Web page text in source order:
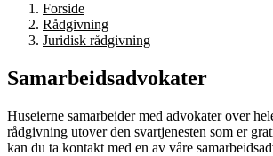
Forside
Rådgivning
Juridisk rådgivning
Samarbeidsadvokater
Huseierne samarbeider med advokater over
rådgivning utover den svartjenesten som er
kan du ta kontakt med en av våre